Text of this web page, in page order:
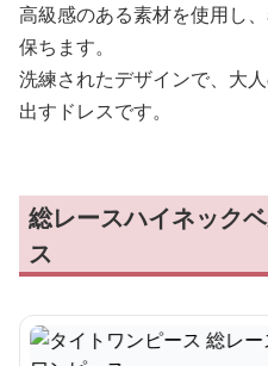
高級感のある素材を使用し
保ちます。
洗練されたデザインで、大
出すドレスです。
総レースハイネック
ス